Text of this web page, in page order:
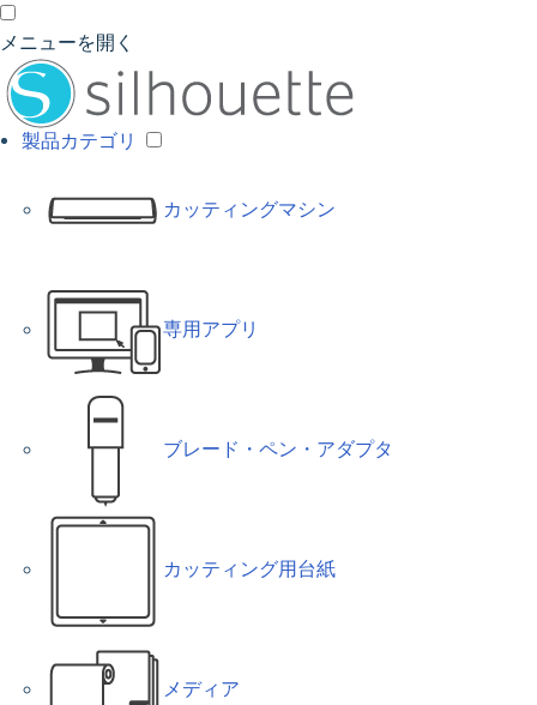
メニューを開く
製品カテゴリ
カッティングマシン
専用アプリ
ブレード・ペン・アダプタ
カッティング用台紙
メディア